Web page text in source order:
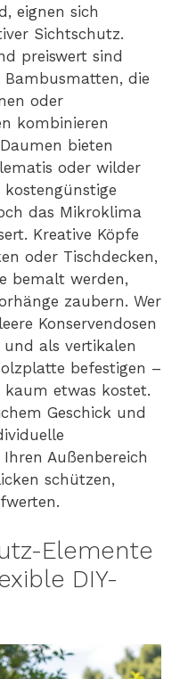
eignen sich
Sichtschutz.
preiswert sind
die
oder
kombinieren
bieten
oder wilder
das Mikroklima
Kreative Köpfe
oder Tischdecken,
bemalt werden,
zaubern. Wer
Konservendosen
als vertikalen
befestigen –
kaum etwas kostet.
Geschick und
Außenbereich
schützen,
Elemente
DIY-